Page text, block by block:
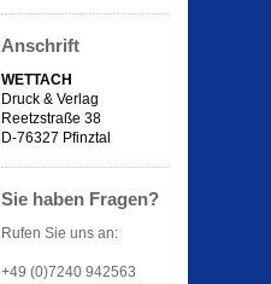
Anschrift
WETTACH
Druck & Verlag
Reetzstraße 38
D-76327 Pfinztal
Sie haben Fragen?
Rufen Sie uns an:
+49 (0)7240 942563